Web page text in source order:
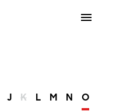
J K L M N O